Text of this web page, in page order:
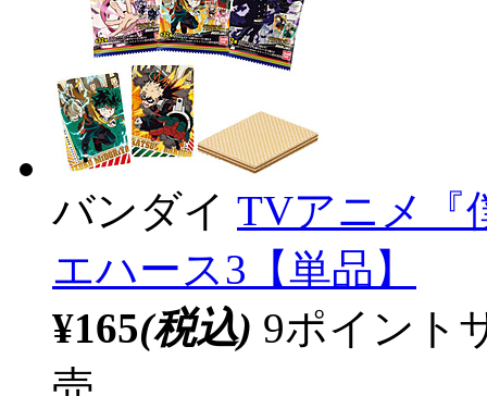
バンダイ TVアニメ『
エハース3【単品】
¥165(税込) 9ポイント